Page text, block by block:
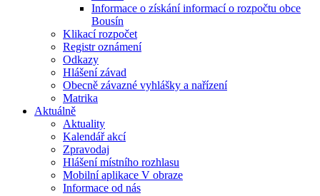
Informace o získání informací o rozpočtu obce
Bousín
Klikací rozpočet
Registr oznámení
Odkazy
Hlášení závad
Obecně závazné vyhlášky a nařízení
Matrika
Aktuálně
Aktuality
Kalendář akcí
Zpravodaj
Hlášení místního rozhlasu
Mobilní aplikace V obraze
Informace od nás